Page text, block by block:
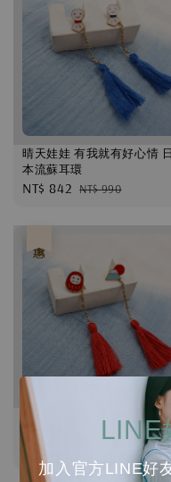
LINE
加入官方LINE好
晴天娃娃 有我就有好心情 日
本流蘇耳環
Sale
NT$ 842 Regular
NT$ 990
耀眼的曙光 達摩富士山日出
日本流蘇耳環
Sale
price
NT$ 842
price